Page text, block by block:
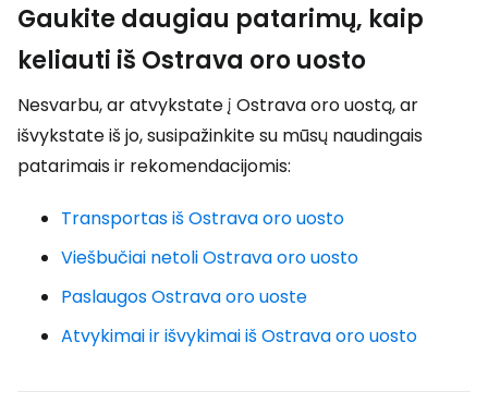
Gaukite daugiau patarimų, kaip
keliauti iš Ostrava oro uosto
Nesvarbu, ar atvykstate į Ostrava oro uostą, ar
išvykstate iš jo, susipažinkite su mūsų naudingais
patarimais ir rekomendacijomis:
Transportas iš Ostrava oro uosto
Viešbučiai netoli Ostrava oro uosto
Paslaugos Ostrava oro uoste
Atvykimai ir išvykimai iš Ostrava oro uosto